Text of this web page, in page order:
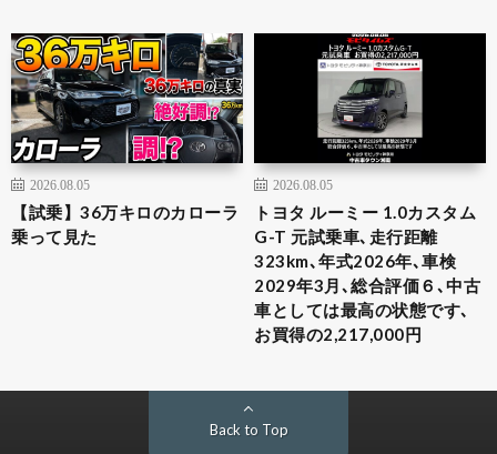
2026.08.05
【試乗】36万キロのカローラ
乗って見た
2026.08.05
トヨタ ルーミー 1.0カスタム
G-T 元試乗車､走行距離
323km､年式2026年､車検
2029年3月､総合評価６､中古
車としては最高の状態です､
お買得の2,217,000円
Back to Top